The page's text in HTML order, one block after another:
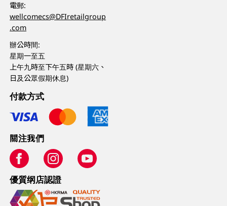
電郵:
wellcomecs@DFIretailgroup
.com
辦公時間:
星期一至五
上午九時至下午五時 (星期六、
日及公眾假期休息)
付款方式
關注我們
優質纲店認證